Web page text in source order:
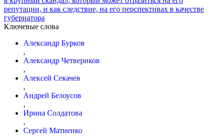
репутации, и как следствие, на его перспективах в качестве
губернатора
Ключевые слова
Александр Бурков
,
Александр Четвериков
,
Алексей Секачев
,
Андрей Белоусов
,
Ирина Солдатова
,
Сергей Матиенко